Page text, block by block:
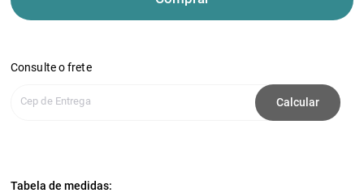
Consulte o frete
Cep de Entrega Calcular
Tabela de medidas: